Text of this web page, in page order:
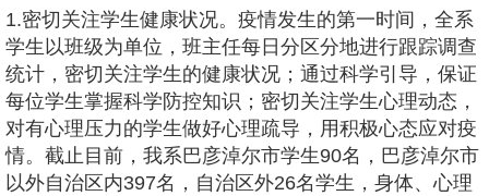
1.密切关注学生健康状况。疫情发生的第一时间，全系
学生以班级为单位，班主任每日分区分地进行跟踪调查
统计，密切关注学生的健康状况；通过科学引导，保证
每位学生掌握科学防控知识；密切关注学生心理动态，
对有心理压力的学生做好心理疏导，用积极心态应对疫
情。截止目前，我系巴彦淖尔市学生90名，巴彦淖尔市
以外自治区内397名，自治区外26名学生，身体、心理